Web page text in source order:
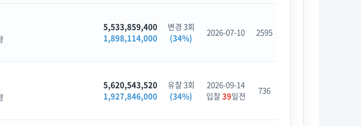
5,533,859,400
1,898,114,000
변경 3회
(34%)
2026-07-10 2595
5,620,543,520
1,927,846,000
유찰 3회
(34%)
2026-09-14
입찰39일전 736